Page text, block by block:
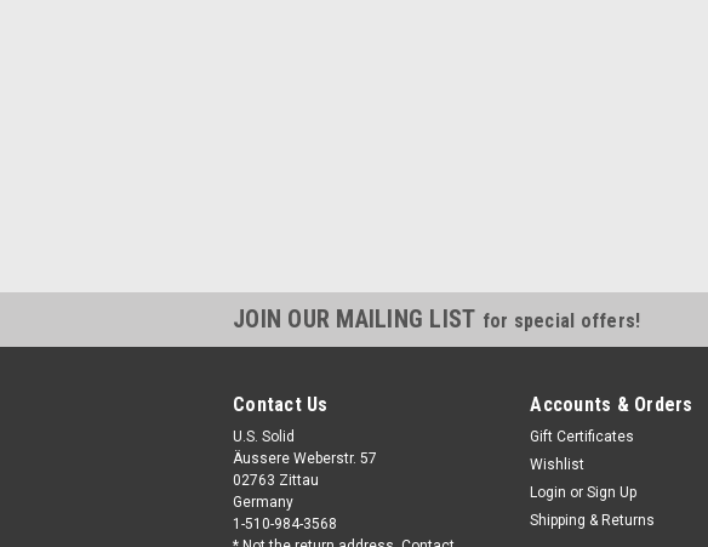
JOIN OUR MAILING LIST for special offers!
Contact Us
U.S. Solid
Äussere Weberstr. 57
02763 Zittau
Germany
1-510-984-3568
Accounts & Orders
Gift Certificates
Wishlist
Login or Sign Up
Shipping & Returns